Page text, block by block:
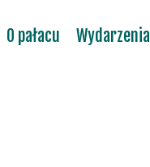
O pałacu Wydarzenia